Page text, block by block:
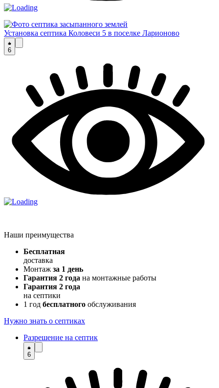
Установка септика Коловеси 5 в поселке Ларионово
6
Наши преимущества
Бесплатная
доставка
Монтаж за 1 день
Гарантия 2 года на монтажные работы
Гарантия 2 года
на септики
1 год бесплатного обслуживания
Нужно знать о септиках
Разрешение на септик
6